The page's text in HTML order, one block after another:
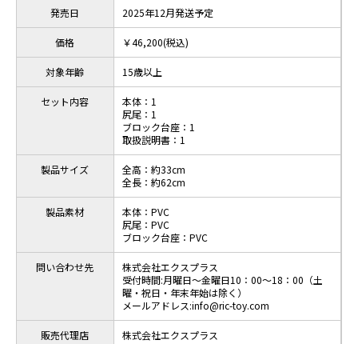
発売日 2025年12月発送予定
価格 ￥46,200(税込)
対象年齢 15歳以上
セット内容
本体：1
尻尾：1
ブロック台座：1
取扱説明書：1
製品サイズ
全高：約33cm
全長：約62cm
製品素材
本体：PVC
尻尾：PVC
ブロック台座：PVC
問い合わせ先
株式会社エクスプラス
受付時間:月曜日～金曜日10：00～18：00（土
曜・祝日・年末年始は除く）
メールアドレス:info@ric-toy.com
販売代理店 株式会社エクスプラス